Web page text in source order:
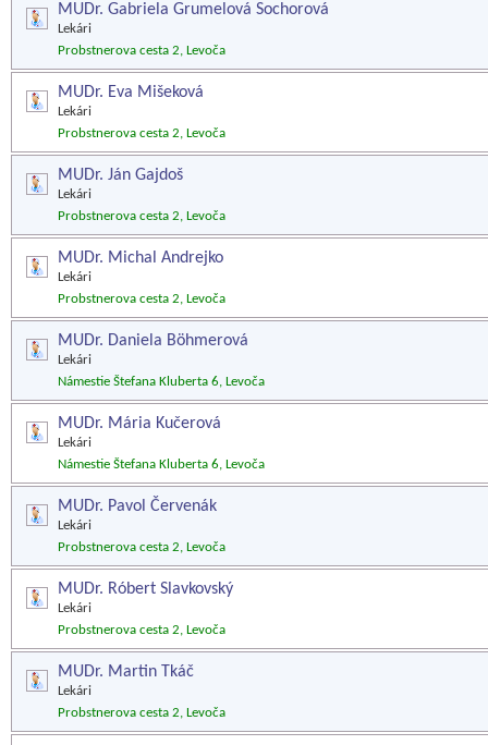
MUDr. Gabriela Grumelová Sochorová
Lekári
Probstnerova cesta 2, Levoča
MUDr. Eva Mišeková
Lekári
Probstnerova cesta 2, Levoča
MUDr. Ján Gajdoš
Lekári
Probstnerova cesta 2, Levoča
MUDr. Michal Andrejko
Lekári
Probstnerova cesta 2, Levoča
MUDr. Daniela Böhmerová
Lekári
Námestie Štefana Kluberta 6, Levoča
MUDr. Mária Kučerová
Lekári
Námestie Štefana Kluberta 6, Levoča
MUDr. Pavol Červenák
Lekári
Probstnerova cesta 2, Levoča
MUDr. Róbert Slavkovský
Lekári
Probstnerova cesta 2, Levoča
MUDr. Martin Tkáč
Lekári
Probstnerova cesta 2, Levoča